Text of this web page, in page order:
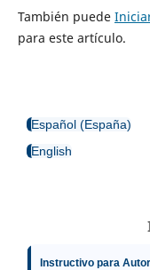
También puede
para este artículo.
Español (España)
English
Instructivo para